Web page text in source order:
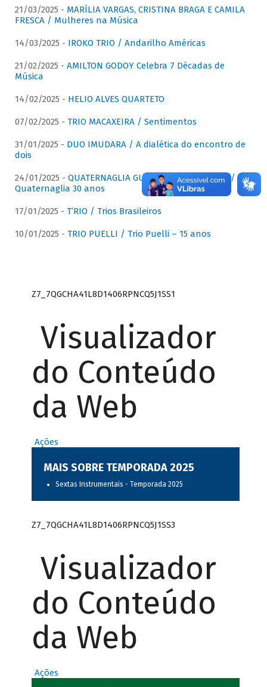
21/03/2025 - MARÍLIA VARGAS, CRISTINA BRAGA E CAMILA
FRESCA / Mulheres na Música
14/03/2025 - IROKO TRIO / Andarilho Américas
21/02/2025 - AMILTON GODOY Celebra 7 Décadas de
Música
14/02/2025 - HELIO ALVES QUARTETO
07/02/2025 - TRIO MACAXEIRA / Sentimentos
31/01/2025 - DUO IMUDARA / A dialética do encontro de
dois
24/01/2025 - QUATERNAGLIA GUITAR QUARTET (QGQ) /
Quaternaglia 30 anos
17/01/2025 - T’RIO / Trios Brasileiros
10/01/2025 - TRIO PUELLI / Trio Puelli – 15 anos
Z7_7QGCHA41L8D1406RPNCQ5J1SS1
Visualizador
do Conteúdo
da Web
Ações
MAIS SOBRE TEMPORADA 2025
Sextas Instrumentais - Temporada 2025
Z7_7QGCHA41L8D1406RPNCQ5J1SS3
Visualizador
do Conteúdo
da Web
Ações